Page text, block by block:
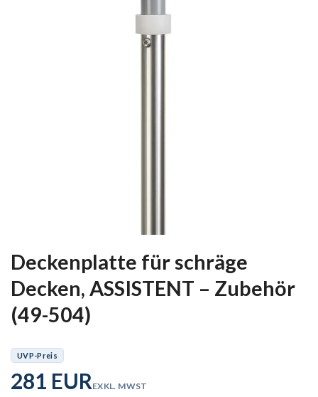
Deckenplatte für schräge
Decken, ASSISTENT – Zubehör
(49-504)
UVP-Preis
281 EUREXKL. MWST